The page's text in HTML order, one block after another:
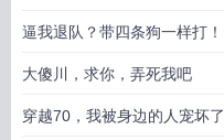
逼我退队？带四条狗一样打！
大傻川，求你，弄死我吧
穿越70，我被身边的人宠坏了